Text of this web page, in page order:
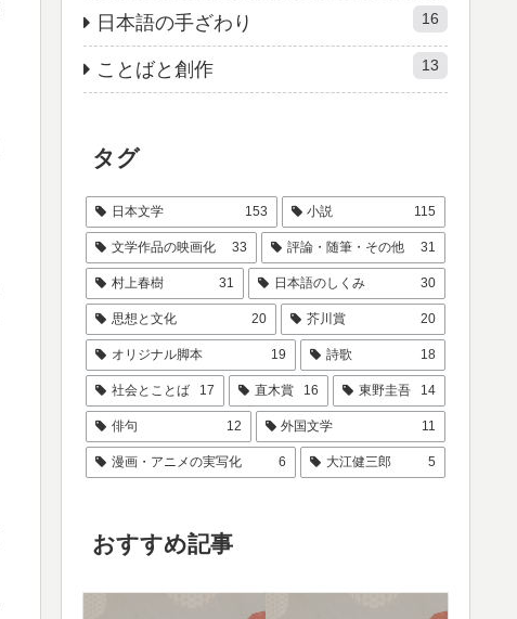
日本語の手ざわり 16
ことばと創作 13
タグ
日本文学 153 小説 115
文学作品の映画化 33 評論・随筆・その他 31
村上春樹 31 日本語のしくみ 30
思想と文化 20 芥川賞 20
オリジナル脚本 19 詩歌 18
社会とことば 17 直木賞 16 東野圭吾 14
俳句 12 外国文学 11
漫画・アニメの実写化 6 大江健三郎 5
おすすめ記事